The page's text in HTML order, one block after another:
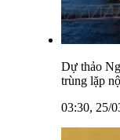
Dự thảo
trùng lặp
03:30, 25/